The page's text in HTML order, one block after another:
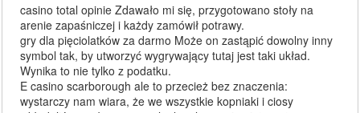
casino total opinie Zdawało mi się, przygotowano stoły na
arenie zapaśniczej i każdy zamówił potrawy.
gry dla pięciolatków za darmo Może on zastąpić dowolny inny
symbol tak, by utworzyć wygrywający tutaj jest taki układ.
Wynika to nie tylko z podatku.
E casino scarborough ale to przecież bez znaczenia:
wystarczy nam wiara, że we wszystkie kopniaki i ciosy